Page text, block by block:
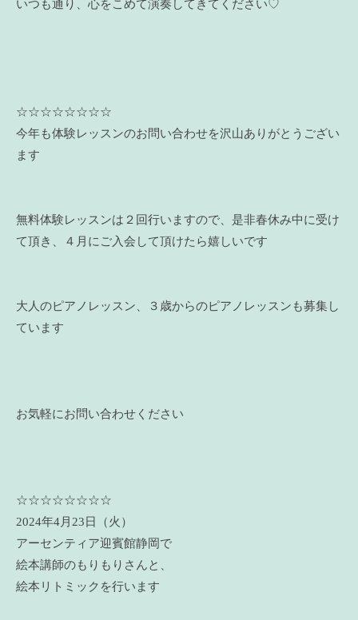
いつも通り、心をこめて演奏してきてください♡
☆☆☆☆☆☆☆☆
今年も体験レッスンのお問い合わせを沢山ありがとうござい
ます
無料体験レッスンは２回行いますので、是非春休み中に受け
て頂き、４月にご入会して頂けたら嬉しいです
大人のピアノレッスン、３歳からのピアノレッスンも募集し
ています
お気軽にお問い合わせください
☆☆☆☆☆☆☆☆
2024年4月23日（火）
アーセンティア迎賓館静岡で
絵本講師のもりもりさんと、
絵本リトミックを行います